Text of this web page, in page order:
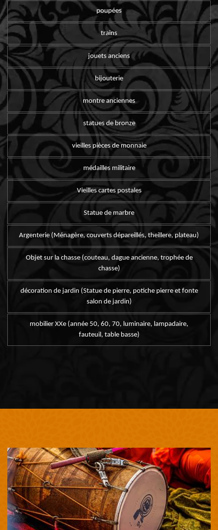
poupées
trains
jouets anciens
bijouterie
montre anciennes
statues de bronze
vieilles pièces de monnaie
médailles militaire
Vieilles cartes postales
Statue de marbre
Argenterie (Ménagère, couverts dépareillés, theillere, plateau)
Objet sur la chasse (couteau, dague ancienne, trophée de
chasse)
décoration de jardin (Statue de pierre, potiche pierre et fonte
salon de jardin)
mobilier XXe (année 50, 60, 70, luminaire, lampadaire,
fauteuil, table basse)